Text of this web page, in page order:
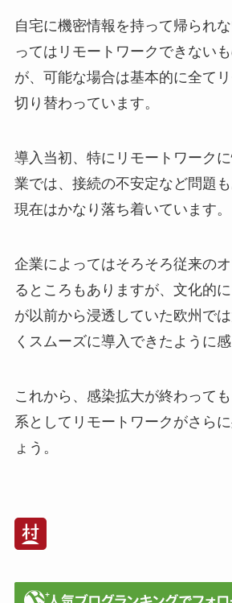
自宅に機密情報を持って帰られ
ってはリモートワークできない
が、可能な場合は基本的に全て
切り替わっています。
導入当初、特にリモートワーク
業では、接続の不安定など問題も
現在はかなり落ち着いています。
企業によってはそろそろ従来の
るところもありますが、文化的
が以前から浸透していた欧州で
くスムーズに導入できたように感
これから、感染拡大が終わって
系としてリモートワークがさら
ょう。